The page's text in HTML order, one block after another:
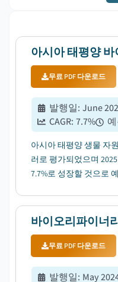
아시아 태평양
무료 PDF 다운로드
발행일: June
CAGR: 7.7%
아시아 태평양 생물 자
러로 평가되었으며
7.7%로 성장할 것으로
바이오리파이너
무료 PDF 다운로드
발행일: May